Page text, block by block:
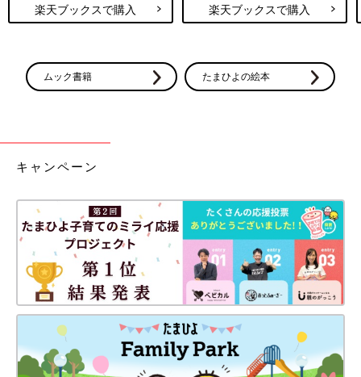
楽天ブックスで購入 楽天ブックスで購入
ムック書籍 たまひよの絵本
キャンペーン